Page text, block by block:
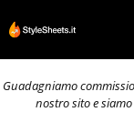
al
contenuto
Guadagniamo
nostro sito e